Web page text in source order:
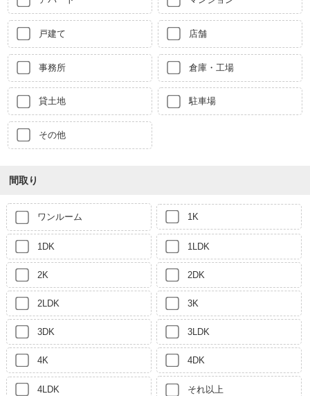
戸建て 店舗
事務所 倉庫・工場
貸土地 駐車場
その他
間取り
ワンルーム 1K
1DK 1LDK
2K 2DK
2LDK 3K
3DK 3LDK
4K 4DK
4LDK それ以上